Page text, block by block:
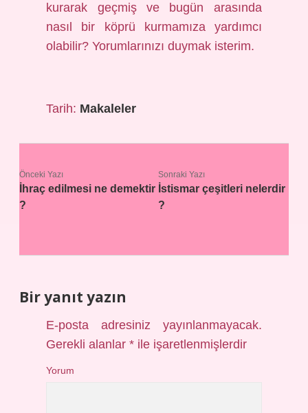
kurarak geçmiş ve bugün arasında
nasıl bir köprü kurmamıza yardımcı
olabilir? Yorumlarınızı duymak isterim.
Tarih: Makaleler
Önceki Yazı
İhraç edilmesi ne demektir
?
Sonraki Yazı
İstismar çeşitleri nelerdir
?
Bir yanıt yazın
E-posta adresiniz yayınlanmayacak.
Gerekli alanlar* ile işaretlenmişlerdir
Yorum